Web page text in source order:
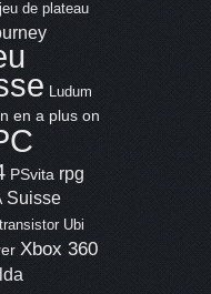
jeu de plateau
Ludum
en a plus on
PSvita rpg
Suisse
transistor Ubi
Xbox 360